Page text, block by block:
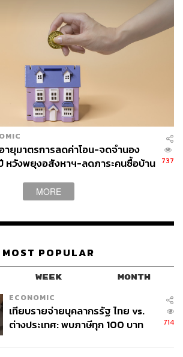
ยุมาตรการลดค่าโอน-จดจำนอง
หวังพยุงอสังหาฯ-ลดภาระคนซื้อบ้าน
737
MORE
MOST POPULAR
WEEK MONTH
ECONOMIC
เทียบรายจ่ายบุคลากรรัฐ ไทย vs.
ต่างประเทศ: พบภาษีทุก 100 บาท
714